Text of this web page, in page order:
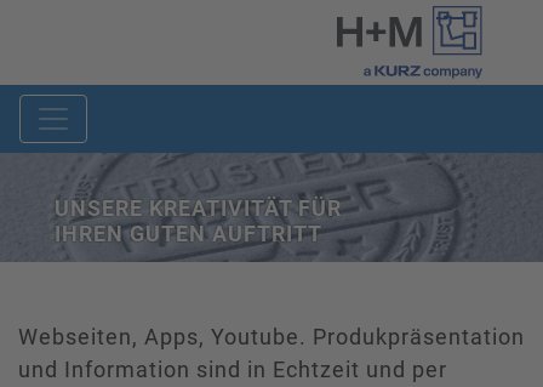
UNSERE KREATIVITÄT FÜR
IHREN GUTEN AUFTRITT
Webseiten, Apps, Youtube. Produkpräsentation
und Information sind in Echtzeit und per